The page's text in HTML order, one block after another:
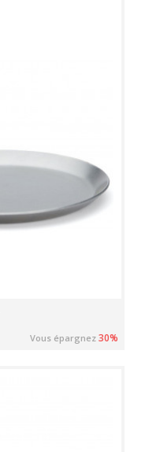
Vous épargnez30%